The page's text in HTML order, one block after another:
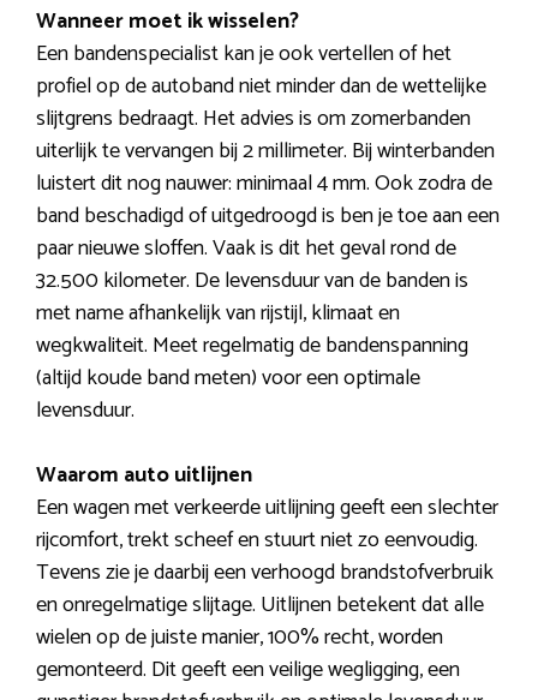
Wanneer moet ik wisselen?
Een bandenspecialist kan je ook vertellen of het
profiel op de autoband niet minder dan de wettelijke
slijtgrens bedraagt. Het advies is om zomerbanden
uiterlijk te vervangen bij 2 millimeter. Bij winterbanden
luistert dit nog nauwer: minimaal 4 mm. Ook zodra de
band beschadigd of uitgedroogd is ben je toe aan een
paar nieuwe sloffen. Vaak is dit het geval rond de
32.500 kilometer. De levensduur van de banden is
met name afhankelijk van rijstijl, klimaat en
wegkwaliteit. Meet regelmatig de bandenspanning
(altijd koude band meten) voor een optimale
levensduur.
Waarom auto uitlijnen
Een wagen met verkeerde uitlijning geeft een slechter
rijcomfort, trekt scheef en stuurt niet zo eenvoudig.
Tevens zie je daarbij een verhoogd brandstofverbruik
en onregelmatige slijtage. Uitlijnen betekent dat alle
wielen op de juiste manier, 100% recht, worden
gemonteerd. Dit geeft een veilige wegligging, een